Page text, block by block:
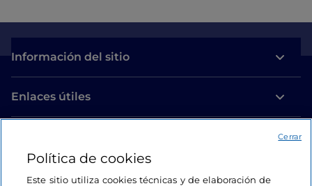
Información del sitio
Enlaces útiles
Estamos en contacto
Política de cookies
Este sitio utiliza cookies técnicas y de elaboración de
Cerrar